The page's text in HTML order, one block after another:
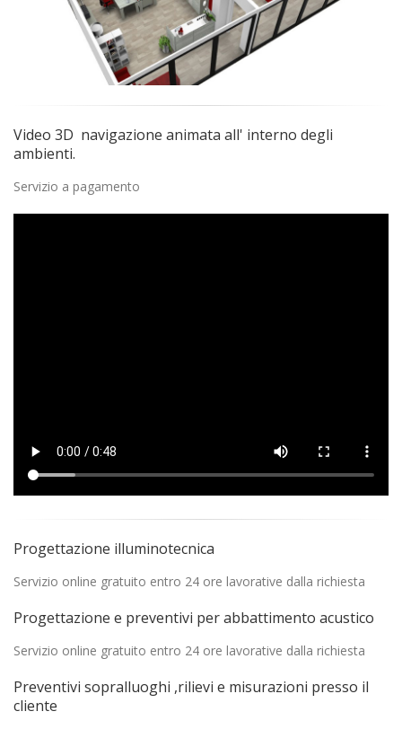
Video 3D navigazione animata all' interno degli
ambienti.
Servizio a pagamento
Progettazione illuminotecnica
Servizio online gratuito entro 24 ore lavorative dalla richiesta
Progettazione e preventivi per abbattimento acustico
Servizio online gratuito entro 24 ore lavorative dalla richiesta
Preventivi sopralluoghi ,rilievi e misurazioni presso il
cliente